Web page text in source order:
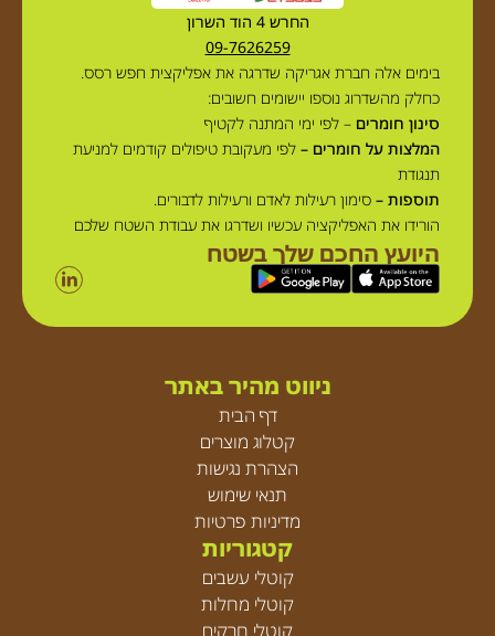
החרש 4 הוד השרון
09-7626259
בימים אלה חברת אגריקה שדרגה את אפליקצית חפש רסס.
כחלק מהשדרוג נוספו יישומים חשובים:
סינון חומרים – לפי ימי המתנה לקטיף
המלצות על חומרים – לפי מעקובת טיפולים קודמים למניעת
תנגודת
תוספות – סימון רעילות לאדם ורעילות לדבורים.
הורידו את האפליקציה עכשיו ושדרגו את עבודת השטח שלכם
היועץ החכם שלך בשטח
ניווט מהיר באתר
דף הבית
קטלוג מוצרים
הצהרת נגישות
תנאי שימוש
מדיניות פרטיות
קטגוריות
קוטלי עשבים
קוטלי מחלות
קוטלי חרקים